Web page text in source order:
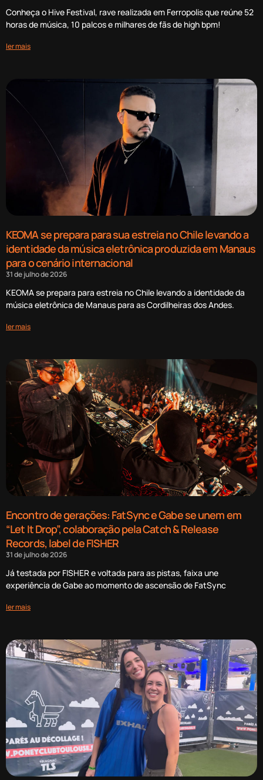
Conheça o Hive Festival, rave realizada em Ferropolis que reúne 52
horas de música, 10 palcos e milhares de fãs de high bpm!
ler mais
KEOMA se prepara para sua estreia no Chile levando a
identidade da música eletrônica produzida em Manaus
para o cenário internacional
31 de julho de 2026
KEOMA se prepara para estreia no Chile levando a identidade da
música eletrônica de Manaus para as Cordilheiras dos Andes.
ler mais
Encontro de gerações: FatSync e Gabe se unem em
“Let It Drop”, colaboração pela Catch & Release
Records, label de FISHER
31 de julho de 2026
Já testada por FISHER e voltada para as pistas, faixa une
experiência de Gabe ao momento de ascensão de FatSync
ler mais